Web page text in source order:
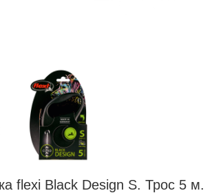
flexi Black Design S. Трос 5 м.